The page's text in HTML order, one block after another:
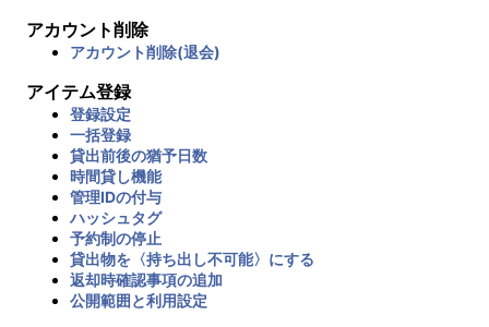
アカウント削除
アカウント削除(退会)
アイテム登録
登録設定
一括登録
貸出前後の猶予日数
時間貸し機能
管理IDの付与
ハッシュタグ
予約制の停止
貸出物を〈持ち出し不可能〉にする
返却時確認事項の追加
公開範囲と利用設定